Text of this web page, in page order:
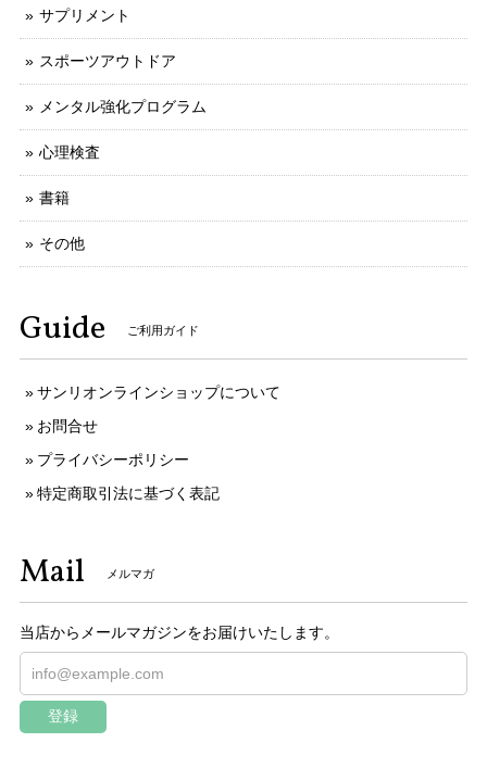
サプリメント
スポーツアウトドア
メンタル強化プログラム
心理検査
書籍
その他
Guide ご利用ガイド
サンリオンラインショップについて
お問合せ
プライバシーポリシー
特定商取引法に基づく表記
Mail メルマガ
当店からメールマガジンをお届けいたします。
登録